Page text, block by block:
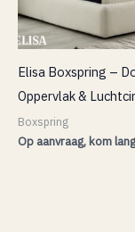
Elisa Boxspring –
Oppervlak &
Boxspring
Op aanvraag, kom